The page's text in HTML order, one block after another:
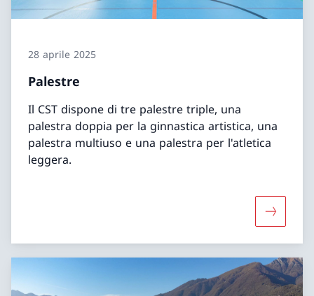
28 aprile 2025
Palestre
Il CST dispone di tre palestre triple, una
palestra doppia per la ginnastica artistica, una
palestra multiuso e una palestra per l'atletica
leggera.